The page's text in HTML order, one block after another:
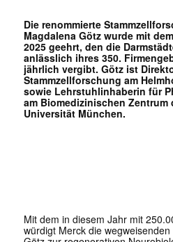
Die renommierte
Magdalena Götz wurde mit
2025 geehrt, den die
anlässlich ihres 350.
jährlich vergibt. Götz ist
Stammzellforschung am
sowie Lehrstuhlinhaberin für
am Biomedizinischen
Universität München.
Mit dem in diesem Jahr mit
würdigt Merck die